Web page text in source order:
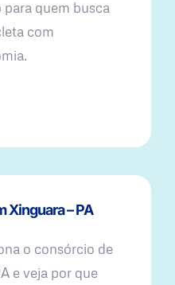
para quem busca
com
Xinguara – PA
o consórcio de
e veja por que